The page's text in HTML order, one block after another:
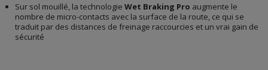
Sur sol mouillé, la technologie Wet Braking Pro augmente le
nombre de micro-contacts avec la surface de la route, ce qui se
traduit par des distances de freinage raccourcies et un vrai gain de
sécurité